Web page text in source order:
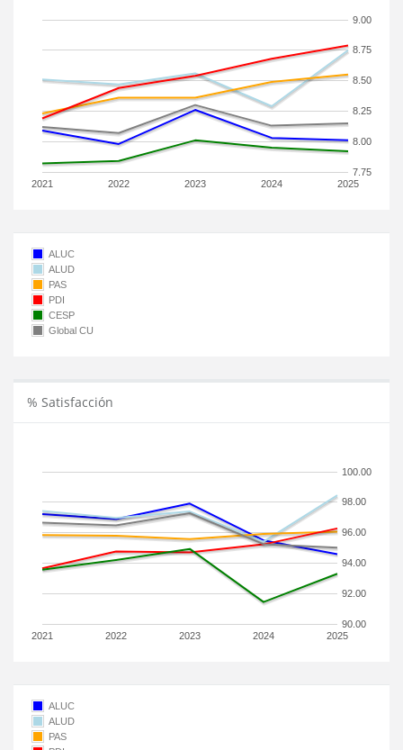
2021 2022 2023 2024 2025
7.75
8.00
8.25
8.50
8.75
9.00
ALUC
ALUD
PAS
PDI
CESP
Global CU
% Satisfacción
2021 2022 2023 2024 2025
90.00
92.00
94.00
96.00
98.00
100.00
ALUC
ALUD
PAS